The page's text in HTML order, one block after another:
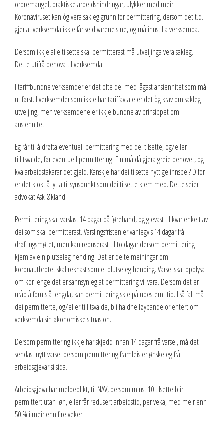
ordremangel, praktiske arbeidshindringar, ulykker med meir.
Koronaviruset kan òg vera sakleg grunn for permittering, dersom det t.d.
gjer at verksemda ikkje får seld varene sine, og må innstilla verksemda.
Dersom ikkje alle tilsette skal permitterast må utveljinga vera sakleg.
Dette utifrå behova til verksemda.
I tariffbundne verksemder er det ofte dei med lågast ansiennitet som må
ut først. I verksemder som ikkje har tariffavtale er det òg krav om sakleg
utveljing, men verksemdene er ikkje bundne av prinsippet om
ansiennitet.
Eg rår til å drøfta eventuell permittering med dei tilsette, og/eller
tillitsvalde, før eventuell permittering. Ein må då gjera greie behovet, og
kva arbeidstakarar det gjeld. Kanskje har dei tilsette nyttige innspel? Difor
er det klokt å lytta til synspunkt som dei tilsette kjem med. Dette seier
advokat Ask Økland.
Permittering skal varslast 14 dagar på førehand, og gjevast til kvar enkelt av
dei som skal permitterast. Varslingsfristen er vanlegvis 14 dagar frå
drøftingsmøtet, men kan reduserast til to dagar dersom permittering
kjem av ein plutseleg hending. Det er delte meiningar om
koronautbrotet skal reknast som ei plutseleg hending. Varsel skal opplysa
om kor lenge det er sannsynleg at permittering vil vara. Dersom det er
uråd å forutsjå lengda, kan permittering skje på ubestemt tid. I så fall må
dei permitterte, og/eller tillitsvalde, bli haldne løypande orientert om
verksemda sin økonomiske situasjon.
Dersom permittering ikkje har skjedd innan 14 dagar frå varsel, må det
sendast nytt varsel dersom permittering framleis er ønskeleg frå
arbeidsgjevar si sida.
Arbeidsgjeva har meldeplikt, til NAV, dersom minst 10 tilsette blir
permittert utan løn, eller får redusert arbeidstid, per veka, med meir enn
50 % i meir enn fire veker.